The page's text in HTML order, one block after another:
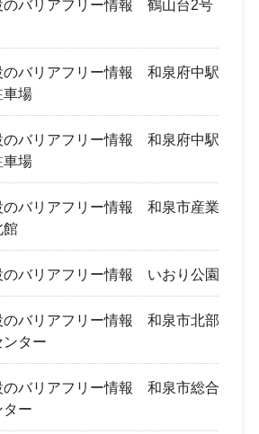
のバリアフリー情報 鶴山台2号
のバリアフリー情報 和泉府中駅
車場
のバリアフリー情報 和泉府中駅
車場
のバリアフリー情報 和泉市産業
館
のバリアフリー情報 いおり公園
のバリアフリー情報 和泉市北部
ンター
のバリアフリー情報 和泉市総合
ター